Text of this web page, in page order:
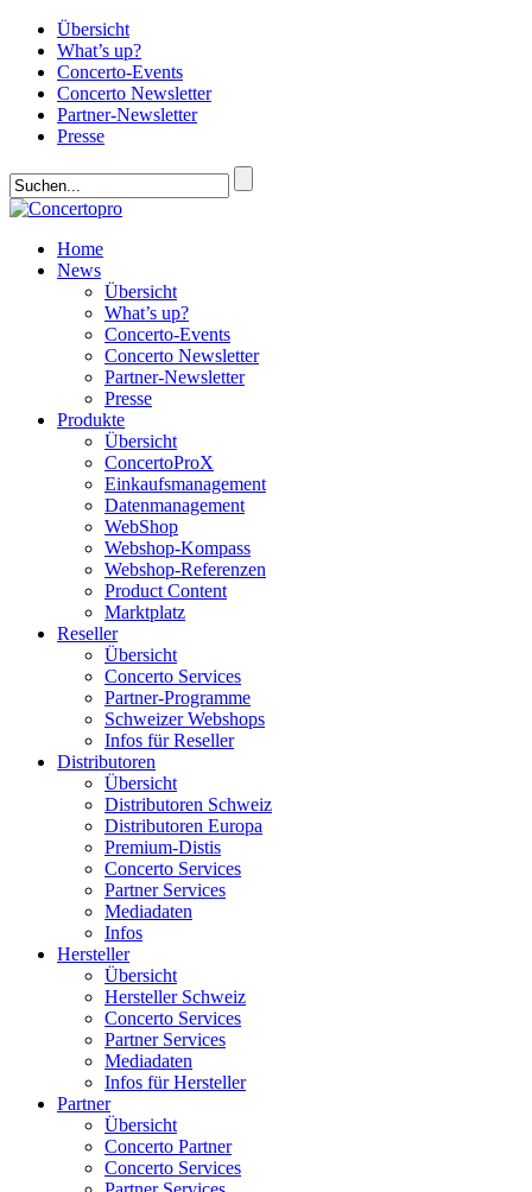
Übersicht
What’s up?
Concerto-Events
Concerto Newsletter
Partner-Newsletter
Presse
Home
News
Übersicht
What’s up?
Concerto-Events
Concerto Newsletter
Partner-Newsletter
Presse
Produkte
Übersicht
ConcertoProX
Einkaufsmanagement
Datenmanagement
WebShop
Webshop-Kompass
Webshop-Referenzen
Product Content
Marktplatz
Reseller
Übersicht
Concerto Services
Partner-Programme
Schweizer Webshops
Infos für Reseller
Distributoren
Übersicht
Distributoren Schweiz
Distributoren Europa
Premium-Distis
Concerto Services
Partner Services
Mediadaten
Infos
Hersteller
Übersicht
Hersteller Schweiz
Concerto Services
Partner Services
Mediadaten
Infos für Hersteller
Partner
Übersicht
Concerto Partner
Concerto Services